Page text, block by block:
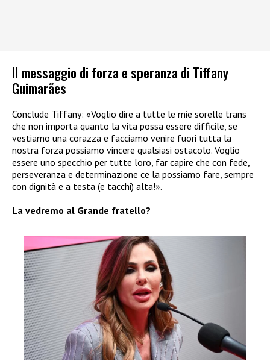
Il messaggio di forza e speranza di Tiffany
Guimarães
Conclude Tiffany: «Voglio dire a tutte le mie sorelle trans
che non importa quanto la vita possa essere difficile, se
vestiamo una corazza e facciamo venire fuori tutta la
nostra forza possiamo vincere qualsiasi ostacolo. Voglio
essere uno specchio per tutte loro, far capire che con fede,
perseveranza e determinazione ce la possiamo fare, sempre
con dignità e a testa (e tacchi) alta!».
La vedremo al Grande fratello?